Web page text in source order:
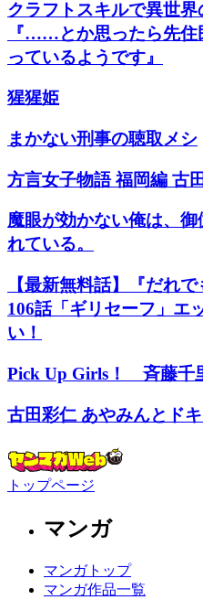
クラフトスキルで異世界
『……とか思ったら先住
っているようです』
猩猩姫
まかない刑事の聴取メシ
方言女子物語 福岡編 古
魔眼が効かない俺は、
れている。
【最新無料話】『だれ
106話「ギリセーフ」エ
い！
Pick Up Girls！ 斉藤千
古田彩仁 あやみんとド
トップページ
マンガ
マンガトップ
マンガ作品一覧